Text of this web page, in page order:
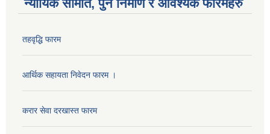
न्यायिक समिति, पुन निर्माण र आवश्यक फारमहरु
तहवृद्धि फारम
आर्थिक सहायता निवेदन फारम ।
करार सेवा दरखास्त फारम